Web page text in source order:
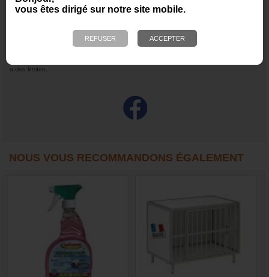
vous êtes dirigé sur notre site mobile.
suivant le volume de commande en préparation
Attention, malgrés le soin particulier apporté au montage et à la pose d’un siliconne
a des limites.
NOUS VOUS RECOMMANDONS ÉGALEMENT